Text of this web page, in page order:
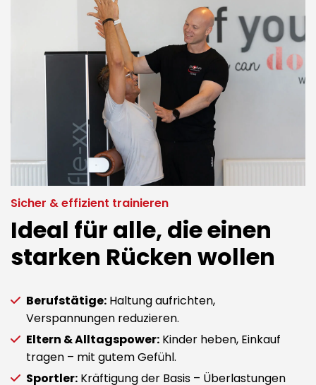
Ideal für alle, die einen
starken Rücken wollen
Sicher & effizient trainieren
Berufstätige: Haltung aufrichten,
Verspannungen reduzieren.
Eltern & Alltagspower: Kinder heben, Einkauf
tragen – mit gutem Gefühl.
Sportler: Kräftigung der Basis – Überlastungen